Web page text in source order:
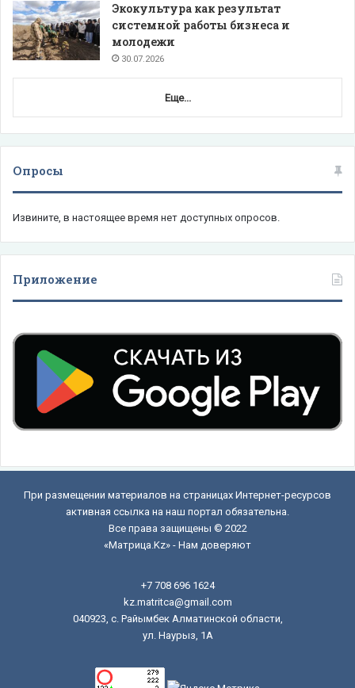
Экокультура как результат
системной работы бизнеса и
молодежи
30.07.2026
Еще...
Опросы
Извините, в настоящее время нет доступных опросов.
Приложение
При размещении материалов на страницах Интернет-ресурсов
активная ссылка на наш портал обязательна.
Все права защищены © 2022
«Матрица.Kz» - Нам доверяют
+7 708 696 1624
kz.matritca@gmail.com
040923, с. Райымбек Алматинской области,
ул. Наурыз, 1А